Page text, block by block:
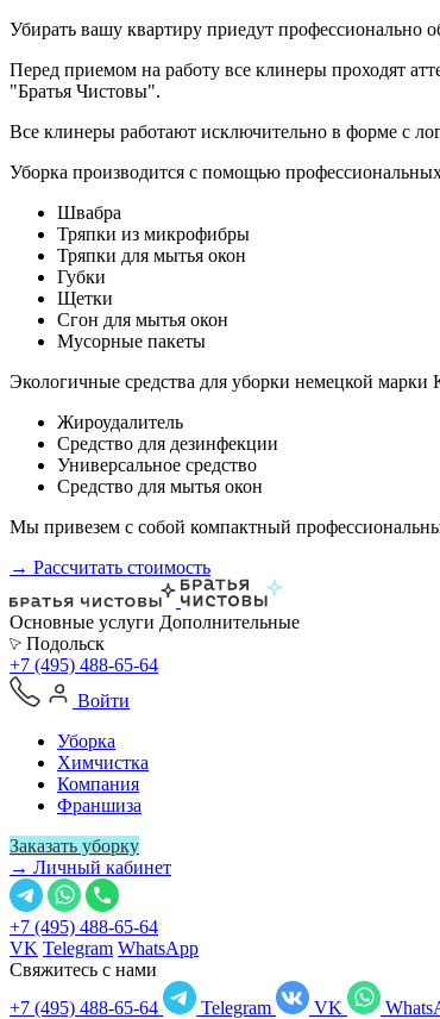
Убирать вашу квартиру приедут профессионально
Перед приемом на работу все клинеры проходят
"Братья Чистовы".
Все клинеры работают исключительно в форме с
Уборка производится с помощью
Швабра
Тряпки из микрофибры
Тряпки для мытья окон
Губки
Щетки
Сгон для мытья окон
Мусорные пакеты
Экологичные средства для уборки немецкой марки
Жироудалитель
Средство для дезинфекции
Универсальное средство
Средство для мытья окон
Мы привезем с собой компактный
→ Рассчитать стоимость
Основные услуги Дополнительные
Подольск
+7 (495) 488-65-64
Войти
Уборка
Химчистка
Компания
Франшиза
Заказать уборку
→ Личный кабинет
+7 (495) 488-65-64
VK Telegram WhatsApp
Свяжитесь с нами
+7 (495) 488-65-64
Telegram VK